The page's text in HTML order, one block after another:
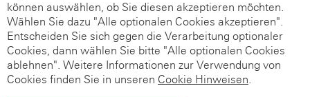
können auswählen, ob Sie diesen akzeptieren möchten.
Wählen Sie dazu "Alle optionalen Cookies akzeptieren".
Entscheiden Sie sich gegen die Verarbeitung optionaler
Cookies, dann wählen Sie bitte "Alle optionalen Cookies
ablehnen". Weitere Informationen zur Verwendung von
Cookies finden Sie in unseren Cookie Hinweisen.